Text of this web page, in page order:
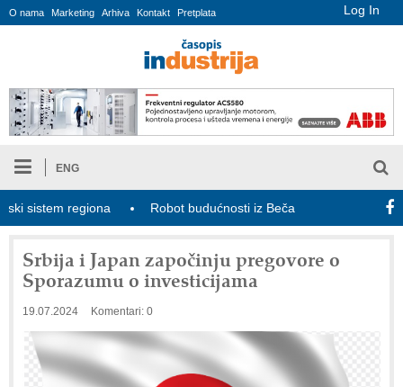
Log In
O nama Marketing Arhiva Kontakt Pretplata
ENG
regiona Robot budućnosti iz Beča Generacija Z
Srbija i Japan započinju pregovore o
Sporazumu o investicijama
19.07.2024 Komentari: 0